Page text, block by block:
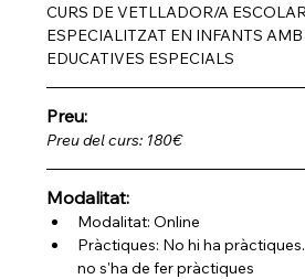
CURS DE VETLLADOR/A
ESPECIALITZAT EN INFANTS
EDUCATIVES ESPECIALS
Preu:
Preu del curs: 180€
Modalitat:
Modalitat: Online
Pràctiques: No hi ha
no s'ha de fer pràctiques